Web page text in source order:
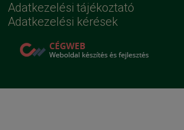
Adatkezelési tájékoztató
Adatkezelési kérések